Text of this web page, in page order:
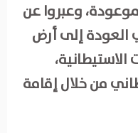
وعبروا عن
العودة إلى أرض
من خلال إقامة